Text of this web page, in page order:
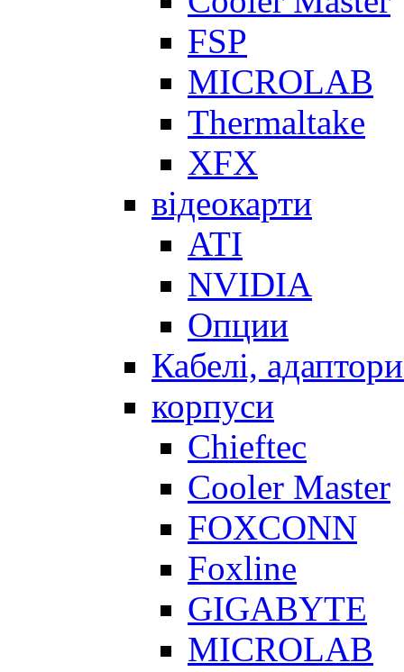
FSP
MICROLAB
Thermaltake
XFX
відеокарти
ATI
NVIDIA
Опции
Кабелі,
корпуси
Chieftec
Cooler Master
FOXCONN
Foxline
GIGABYTE
MICROLAB